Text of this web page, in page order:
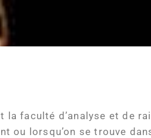
faculté d’analyse et de
ou lorsqu’on se trouve